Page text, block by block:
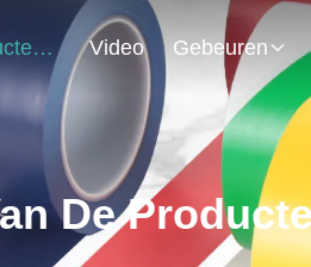
Producten Video Gebeuren
De